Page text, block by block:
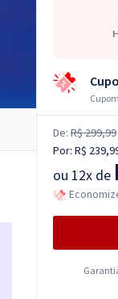
De: R$ 299,99
Por: R$
ou 12x de